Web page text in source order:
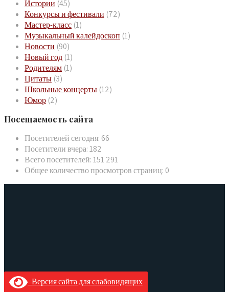
Истории (45)
Конкурсы и фестивали (72)
Мастер-класс (1)
Музыкальный калейдоскоп (1)
Новости (90)
Новый год (1)
Родителям (1)
Цитаты (3)
Школьные концерты (12)
Юмор (2)
Посещаемость сайта
Посетителей сегодня: 66
Посетители вчера:182
Всего посетителей:151 291
Общее количество просмотров страниц: 0
Версия сайта для слабовидящих